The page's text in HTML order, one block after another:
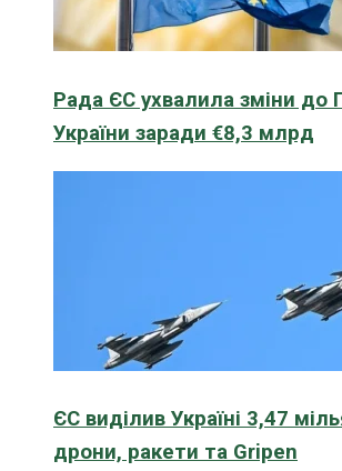
Рада ЄС ухвалила зміни до
України заради €8,3 млрд
ЄС виділив Україні 3,47
дрони, ракети та Gripen